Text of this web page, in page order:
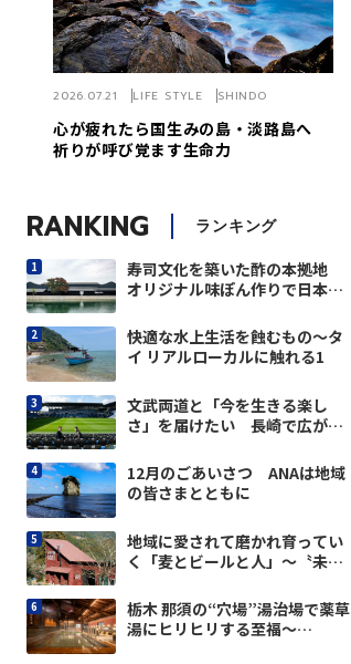
心が疲れたら国生みの島・淡路島へ
祈りが呼び覚ます生命力
2026.07.21 LIFE STYLE SHINDO
RANKING ランキング
寿司文化を築いた酢の本拠地
オリジナル味ぽん作りで日本の
快適な水上生活を蝕むもの〜タ
イ リアルローカルに触れる1
文武両道と「今を生きる楽し
さ」を届けたい 長崎で広がる
12月のごあいさつ ANAは地域
の皆さまとともに
地域に愛されて磨かれ育ってい
く「麦とビールと人」〜〝未
栃木 那須の“穴場”湯治場で薬草
湯にヒリヒリする至福〜